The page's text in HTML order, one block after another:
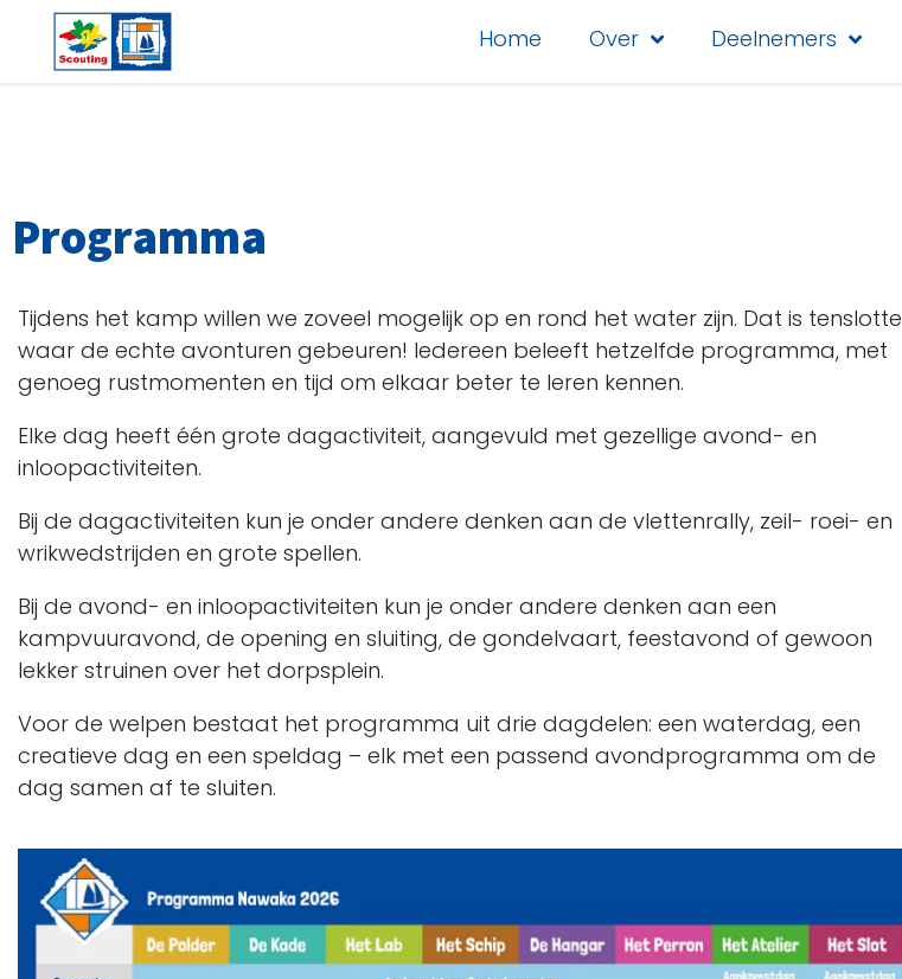
Home Over Deelnemers
Programma
Tijdens het kamp willen we zoveel mogelijk op en rond het water zijn. Dat is tenslotte
waar de echte avonturen gebeuren! Iedereen beleeft hetzelfde programma, met
genoeg rustmomenten en tijd om elkaar beter te leren kennen.
Elke dag heeft één grote dagactiviteit, aangevuld met gezellige avond- en
inloopactiviteiten.
Bij de dagactiviteiten kun je onder andere denken aan de vlettenrally, zeil- roei- en
wrikwedstrijden en grote spellen.
Bij de avond- en inloopactiviteiten kun je onder andere denken aan een
kampvuuravond, de opening en sluiting, de gondelvaart, feestavond of gewoon
lekker struinen over het dorpsplein.
Voor de welpen bestaat het programma uit drie dagdelen: een waterdag, een
creatieve dag en een speldag – elk met een passend avondprogramma om de
dag samen af te sluiten.